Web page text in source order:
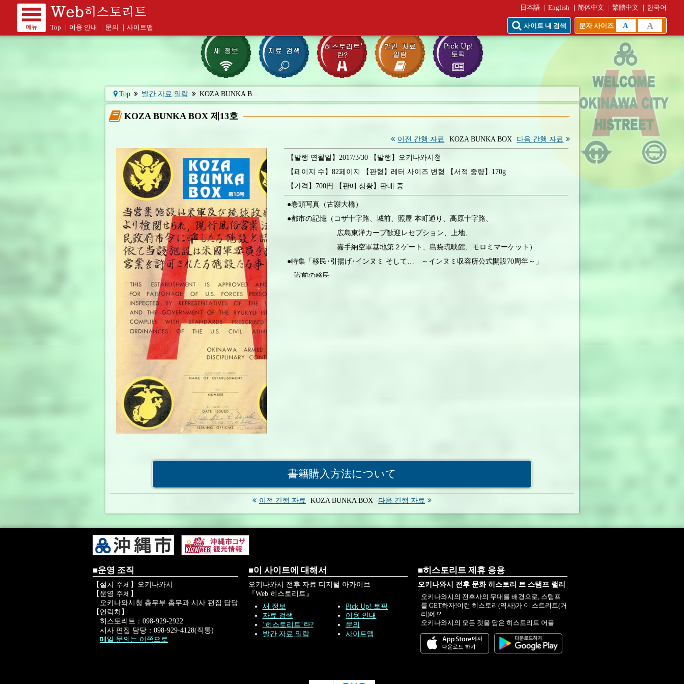
메뉴 Top 이용 안내 문의 사이트맵
日本語 English 简体中文 繁體中文 한국어
사이트 내 검색 문자 사이즈 A A
Top 발간 자료 일람 KOZA BUNKA B...
KOZA BUNKA BOX 제13호
이전 간행 자료 KOZA BUNKA BOX 다음 간행 자료
【발행 연월일】2017/3/30 【발행】오키나와시청
【페이지 수】82페이지 【판형】레터 사이즈 변형 【서적 중량】170g
【가격】700円 【판매 상황】판매 중
●巻頭写真（古謝大橋）
●都市の記憶（コザ十字路、城前、照屋 本町通り、高原十字路、
広島東洋カープ歓迎レセプション、上地、
嘉手納空軍基地第２ゲート、島袋琉映館、モロミマーケット）
●特集「移民･引揚げ･インヌミ そして… ～インヌミ収容所公式開設70周年～」
戦前の移民
「沖縄市における戦後映画興行史」／平良竜次・當間早志
●コラム「広島東洋カープの沖縄市キャンプ三五年」
●寄稿論文「基地都市コザにおける歓楽街｢センター通り｣の商業環境
－一九七〇年｢事業所基本調査｣の分析から－」／加藤政洋
●KOZAの横顔(スケッチ)（中根章）／赤嶺由紀子
●編集工房・巻末写真(世界のウチナーンチュ大会 歓迎レセプション)
書籍購入方法について
이전 간행 자료 KOZA BUNKA BOX 다음 간행 자료
■운영 조직
【설치 주체】오키나와시
【운영 주체】
오키나와시청 총무부 총무과 시사 편집 담당
【연락처】
히스토리트：098-929-2922
시사 편집 담당：098-929-4128(직통)
메일 문의는 이쪽으로
■이 사이트에 대해서
오키나와시 전후 자료 디지털 아카이브
『Web 히스토리트』
새 정보
자료 검색
‘히스토리트’란?
발간 자료 일람
Pick Up! 토픽
이용 안내
문의
사이트맵
■히스토리트 제휴 응용
오키나와시 전후 문화 히스토리 트 스탬프 랠리
오키나와시의 전후사의 무대를 배경으로, 스탬프
를 GET하자!이런 히스토리(역사)가 이 스트리트(거
리)에!?
오키나와시의 모든 것을 담은 히스토리트 어플